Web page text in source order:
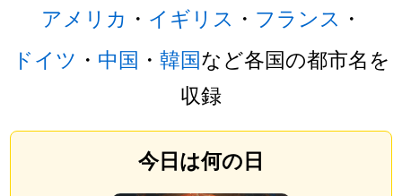
アメリカ ・ イギリス ・ フランス ・
ドイツ ・ 中国 ・ 韓国など各国の都市名を
収録
今日は何の日